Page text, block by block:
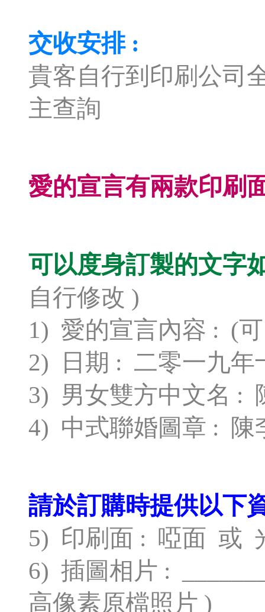
交收安排 :
貴客自行到印刷公司
主查詢
愛的宣言有兩款印刷
可以度身訂製的文字
自行修改 )
1) 愛的宣言內容 : (
2) 日期 : 二零一九年
3) 男女雙方中文名 :
4) 中式聯婚圖章 : 陳
請於訂購時提供以下
5) 印刷面 : 啞面 或
6) 插圖相片 :
高像素原檔照片 )